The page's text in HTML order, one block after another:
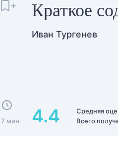
7 мин.
Краткое
Иван Тургенев
4.4
Средняя
Всего